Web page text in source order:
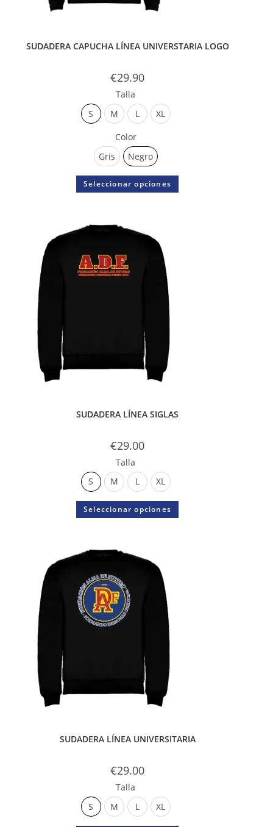
SUDADERA CAPUCHA LÍNEA UNIVERSTARIA LOGO
€29.90
Talla
S
M L XL
Color
Gris
Negro
Seleccionar opciones
SUDADERA LÍNEA SIGLAS
€29.00
Talla
S
M L XL
Seleccionar opciones
SUDADERA LÍNEA UNIVERSITARIA
€29.00
Talla
S
M L XL